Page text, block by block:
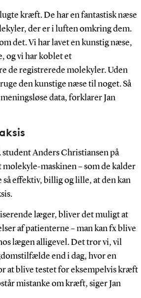
kræft. De har en fantastisk næse
der er i luften omkring dem.
det. Vi har lavet en kunstig næse,
og vi har koblet et
de registrerede molekyler. Uden
den kunstige næse til noget. Så
data, forklarer Jan
student Anders Christiansen på
maskinen – som de kalder
effektiv, billig og lille, at den kan
læger, bliver det muligt at
af patienterne – man kan fx blive
lægen alligevel. Det tror vi, vil
end i dag, hvor en
at blive testet for eksempelvis kræft
mistanke om kræft, siger Jan